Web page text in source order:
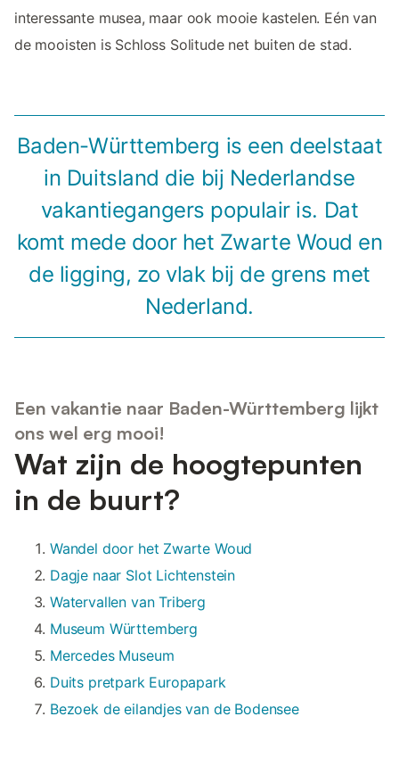
interessante musea, maar ook mooie kastelen. Eén van
de mooisten is Schloss Solitude net buiten de stad.
Baden-Württemberg is een deelstaat
in Duitsland die bij Nederlandse
vakantiegangers populair is. Dat
komt mede door het Zwarte Woud en
de ligging, zo vlak bij de grens met
Nederland.
Een vakantie naar Baden-Württemberg lijkt
ons wel erg mooi!
Wat zijn de hoogtepunten
in de buurt?
Wandel door het Zwarte Woud
Dagje naar Slot Lichtenstein
Watervallen van Triberg
Museum Württemberg
Mercedes Museum
Duits pretpark Europapark
Bezoek de eilandjes van de Bodensee